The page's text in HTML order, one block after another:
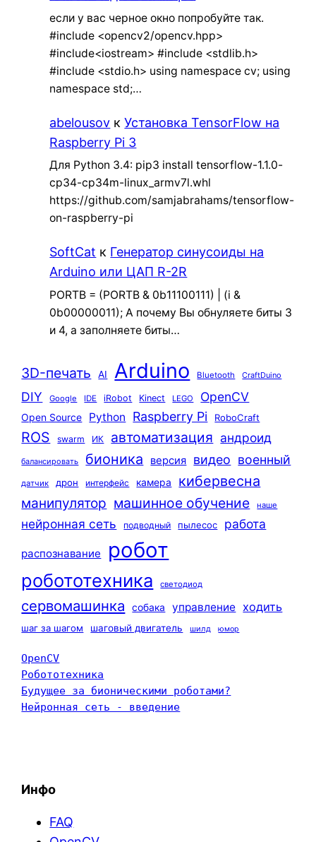
если у вас черное окно попробуйте так.
#include <opencv2/opencv.hpp>
#include<iostream> #include <stdlib.h>
#include <stdio.h> using namespace cv; using
namespace std;…
abelousov кУстановка TensorFlow на
Raspberry Pi 3
Для Python 3.4: pip3 install tensorflow-1.1.0-
cp34-cp34m-linux_armv7l.whl
https://github.com/samjabrahams/tensorflow-
on-raspberry-pi
SoftCat к Генератор синусоиды на
Arduino или ЦАП R-2R
PORTB = (PORTB & 0b11100111) | (i &
0b00000011); А почему Вы обнуляете биты 3
и 4, а заполняете биты…
3D-печать AI Arduino Bluetooth CraftDuino
DIY Google IDE iRobot Kinect LEGO OpenCV
Open Source Python Raspberry Pi RoboCraft
ROS swarm ИК автоматизация андроид
балансировать бионика версия видео военный
датчик дрон интерфейс камера кибервесна
манипулятор машинное обучение наше
нейронная сеть подводный пылесос работа
распознавание робот
робототехника светодиод
сервомашинка собака управление ходить
шаг за шагом шаговый двигатель шилд юмор
OpenCV
Робототехника
Будущее за бионическими роботами?
Нейронная сеть - введение
Инфо
FAQ